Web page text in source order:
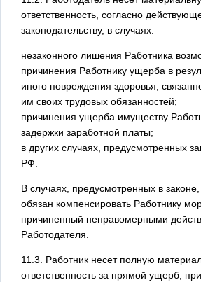
ответственность, согласно
законодательству, в случаях:
незаконного лишения Работника
причинения Работнику ущерба в
иного повреждения здоровья,
им своих трудовых обязанностей;
причинения ущерба имуществу
задержки заработной платы;
в других случаях, предусмотренных
РФ.
В случаях, предусмотренных в
обязан компенсировать Работнику
причиненный неправомерными
Работодателя.
11.3. Работник несет полную
ответственность за прямой ущерб,